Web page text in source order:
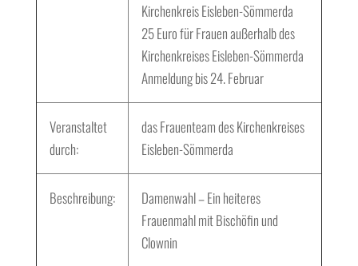
Kirchenkreis Eisleben-Sömmerda
25 Euro für Frauen außerhalb des
Kirchenkreises Eisleben-Sömmerda
Anmeldung bis 24. Februar
Veranstaltet
durch:
das Frauenteam des Kirchenkreises
Eisleben-Sömmerda
Beschreibung:
Damenwahl – Ein heiteres
Frauenmahl mit Bischöfin und
Clownin